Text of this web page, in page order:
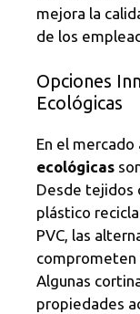
mejora la
de los
Opciones
Ecológicas
En el
ecológicas
Desde tejidos
plástico
PVC, las
comprometen
Algunas
propiedades